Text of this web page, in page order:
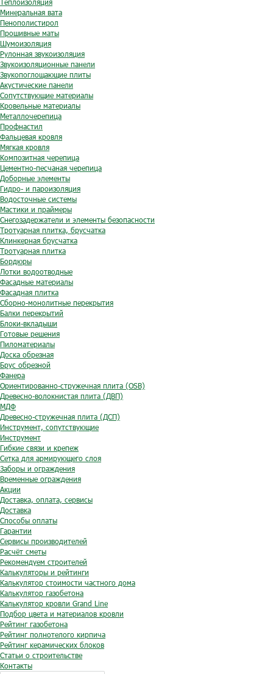
Теплоизоляция
Минеральная вата
Пенополистирол
Прошивные маты
Шумоизоляция
Рулонная звукоизоляция
Звукоизоляционные панели
Звукопоглощающие плиты
Акустические панели
Сопутствующие материалы
Кровельные материалы
Металлочерепица
Профнастил
Фальцевая кровля
Мягкая кровля
Композитная черепица
Цементно-песчаная черепица
Доборные элементы
Гидро- и пароизоляция
Водосточные системы
Мастики и праймеры
Снегозадержатели и элементы безопасности
Тротуарная плитка, брусчатка
Клинкерная брусчатка
Тротуарная плитка
Бордюры
Лотки водоотводные
Фасадные материалы
Фасадная плитка
Сборно-монолитные перекрытия
Балки перекрытий
Блоки-вкладыши
Готовые решения
Пиломатериалы
Доска обрезная
Брус обрезной
Фанера
Ориентированно-стружечная плита (OSB)
Древесно-волокнистая плита (ДВП)
МДФ
Древесно-стружечная плита (ДСП)
Инструмент, сопутствующие
Инструмент
Гибкие связи и крепеж
Сетка для армирующего слоя
Заборы и ограждения
Временные ограждения
Акции
Доставка, оплата, сервисы
Доставка
Способы оплаты
Гарантии
Сервисы производителей
Расчёт сметы
Рекомендуем строителей
Калькуляторы и рейтинги
Калькулятор стоимости частного дома
Калькулятор газобетона
Калькулятор кровли Grand Line
Подбор цвета и материалов кровли
Рейтинг газобетона
Рейтинг полнотелого кирпича
Рейтинг керамических блоков
Статьи о строительстве
Контакты